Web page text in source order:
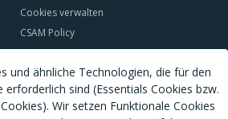
Cookies verwalten
CSAM Policy
NCC Policy
EU DSA
Leitlinien zu unserem Empfehlungssystem
Accessibility
und ähnliche Technologien, die für den
sind (Essentials Cookies bzw.
Wir setzen Funktionale Cookies